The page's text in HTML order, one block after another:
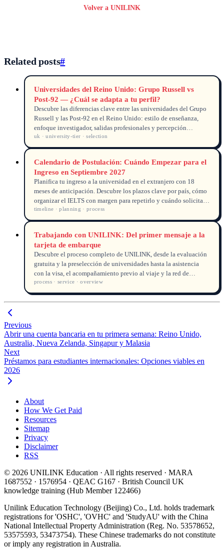
Volver a UNILINK
Related posts#
Universidades del Reino Unido: Grupo Russell vs
Post-92 — ¿Cuál se adapta a tu perfil?
Descubre las diferencias clave entre las universidades del Grupo
Russell y las Post-92 en el Reino Unido: estilo de enseñanza,
enfoque investigador, salidas profesionales y percepción
empresarial. Te ayudamos a elegir según tus metas académicas,
vocacionales o presupuesto.
uk · university-tier · selection
Calendario de Postulación: Cuándo Empezar para el
Ingreso en Septiembre 2027
Planifica tu ingreso a la universidad en el extranjero con 18
meses de anticipación. Descubre los plazos clave por país, cómo
organizar el IELTS con margen para repetirlo y cuándo solicitar
ofertas anticipadas para el curso 2027.
timeline · planning · process
Trabajando con UNILINK: Del primer mensaje a la
tarjeta de embarque
Descubre el proceso completo de UNILINK, desde la evaluación
gratuita y la preselección de universidades hasta la asistencia
con la visa, el acompañamiento previo al viaje y la red de
exalumnos en destino. Prepara tu aventura académica
internacional sin estrés.
process · service · overview
Previous
Abrir una cuenta bancaria en tu primera semana: Reino Unido,
Australia, Nueva Zelanda, Singapur y Malasia
Next
Préstamos para estudiantes internacionales: Opciones viables en
2026
About
How We Get Paid
Resources
Sitemap
Privacy
Disclaimer
RSS
© 2026 UNILINK Education · All rights reserved · MARA
1687552 · 1576954 · QEAC G167 · British Council UK
knowledge training (Hub Member 122466)
Unilink Education Technology (Beijing) Co., Ltd. holds trademark
registrations for 'OSHC', 'OVHC' and 'StudyAU' with the China
National Intellectual Property Administration (Reg. No. 53578652,
53575593, 53473754). These Chinese trademarks do not constitute
or imply any registration in Australia.